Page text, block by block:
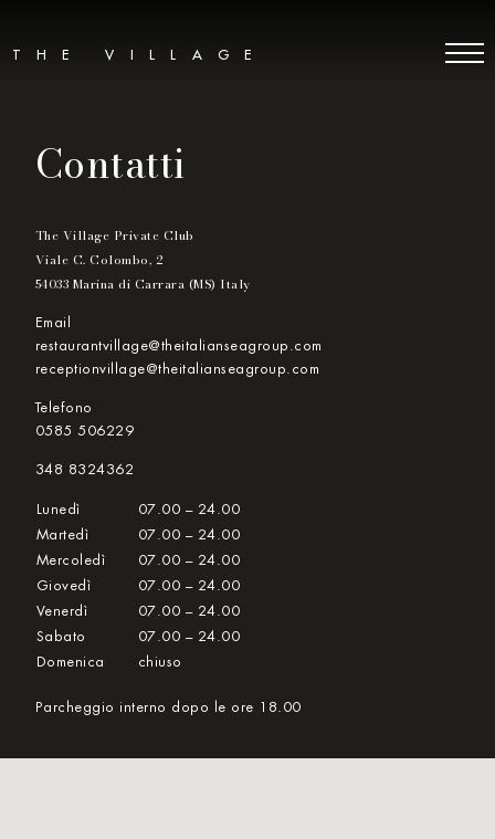
THE VILLAGE
Contatti
The Village Private Club
Viale C. Colombo, 2
54033 Marina di Carrara (MS) Italy
Email
restaurantvillage@theitalianseagroup.com
receptionvillage@theitalianseagroup.com
Telefono
0585 506229
‎348 8324362
Lunedì
07.00 – 24.00
Martedì
07.00 – 24.00
Mercoledì
07.00 – 24.00
Giovedì
07.00 – 24.00
Venerdì
07.00 – 24.00
Sabato
07.00 – 24.00
Domenica
chiuso
Parcheggio interno dopo le ore 18.00